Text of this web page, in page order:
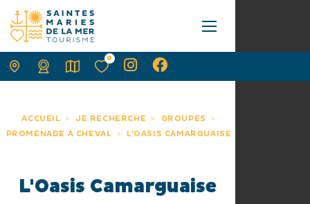
ACCUEIL JE RECHERCHE
GROUPES
PROMENADE À CHEVAL
L'OASIS CAMARGUAISE
L'Oasis Camarguaise
0